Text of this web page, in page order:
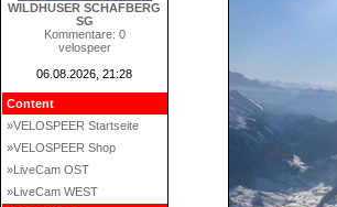
WILDHUSER SCHAFBERG
SG
Kommentare: 0
velospeer
06.08.2026, 21:28
Content
»VELOSPEER Startseite
»VELOSPEER Shop
»LiveCam OST
»LiveCam WEST